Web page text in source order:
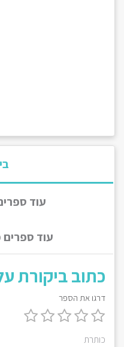
עוד
עוד
כתוב ביקורת
דרגו את הספר
כותרת